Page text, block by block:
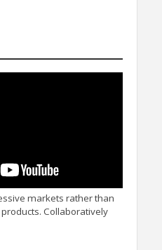
markets rather than
Collaboratively